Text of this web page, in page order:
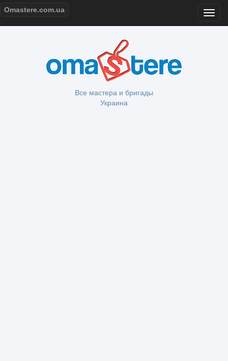
Omastere.com.ua
Все мастера и бригады
Украина